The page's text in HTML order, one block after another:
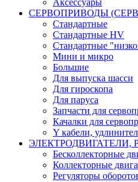
Аксессуары
СЕРВОПРИВОДЫ
Стандартные
Стандартные HV
Стандартные
Мини и микро
Большие
Для выпуска шасси
Для гироскопа
Для паруса
Запчасти для
Качалки для
Y кабели,
ЭЛЕКТРОДВИГАТЕЛИ,
Бесколлекторные
Коллекторные
Регуляторы